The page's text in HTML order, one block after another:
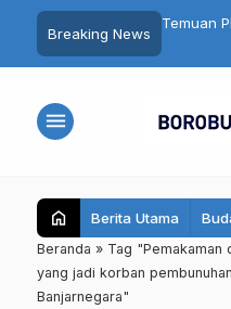
Breaking News
Santri Al Hidayat
Edukasi Remaja
Temuan
menu
home Berita Utama
Beranda » Tag "Pemakaman
yang jadi korban
Banjarnegara"